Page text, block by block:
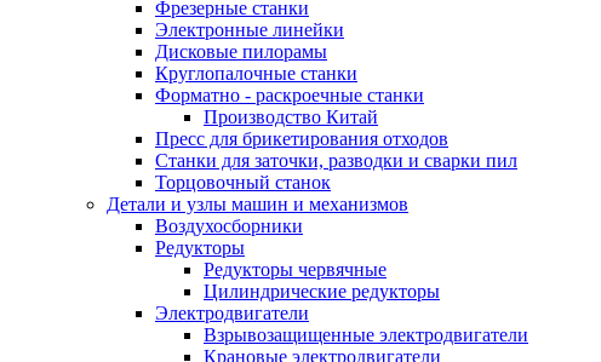
Фрезерные станки
Электронные линейки
Дисковые пилорамы
Круглопалочные станки
Форматно - раскроечные станки
Производство Китай
Пресс для брикетирования отходов
Станки для заточки, разводки и сварки пил
Торцовочный станок
Детали и узлы машин и механизмов
Воздухосборники
Редукторы
Редукторы червячные
Цилиндрические редукторы
Электродвигатели
Взрывозащищенные электродвигатели
Крановые электродвигатели